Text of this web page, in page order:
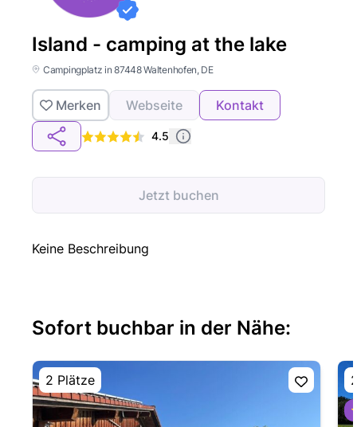
Island - camping at the lake
Campingplatz in 87448 Waltenhofen, DE
Merken Webseite Kontakt
4.5
Jetzt buchen
Keine Beschreibung
Sofort buchbar in der Nähe:
2 Plätze